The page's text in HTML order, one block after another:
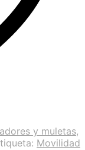
y muletas,
Movilidad